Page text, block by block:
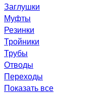
Заглушки
Муфты
Резинки
Тройники
Трубы
Отводы
Переходы
Показать все